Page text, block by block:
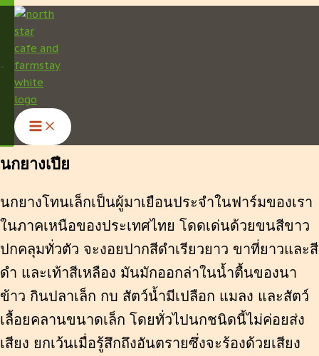
Skip
to
content
English
ไทย
Deutsch
นกยางเปีย
นกยางโทนเล็กเป็นผู้มาเยือนประจำในฟาร์มของเรา
ในภาคเหนือของประเทศไทย โดดเด่นด้วยขนสีขาว
ปกคลุมทั่วตัว จะงอยปากสีดำเรียวยาว ขาที่ยาวและสี
ดำ และเท้าสีเหลือง มันมักออกล่าในน้ำตื้นของนา
ข้าว กินปลาเล็ก กบ สัตว์น้ำมีเปลือก แมลง และสัตว์
เลื้อยคลานขนาดเล็ก โดยทั่วไปนกชนิดนี้ไม่ค่อยส่ง
เสียง ยกเว้นเมื่อรู้สึกถึงอันตรายซึ่งจะร้องด้วยเสียง